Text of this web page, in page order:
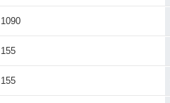
1090
155
155